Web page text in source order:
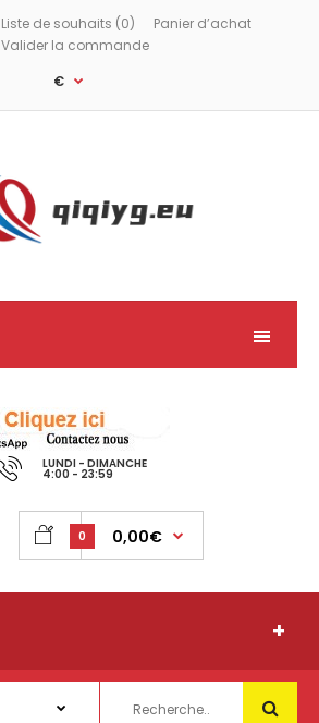
Liste de souhaits (0)
Panier d’achat
Valider la commande
€
LUNDI - DIMANCHE
4:00 - 23:59
0 0,00€